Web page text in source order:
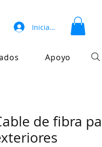
Iniciar sesión
Apoyo
de fibra